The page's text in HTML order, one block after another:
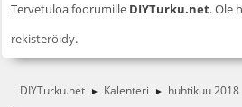
Tervetuloa foorumille DIYTurku.net. Ole
rekisteröidy.
DIYTurku.net ► Kalenteri ► huhtikuu 2018